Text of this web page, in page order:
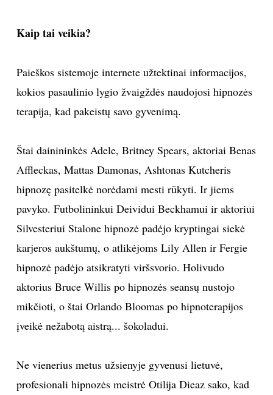
MENAS
ORAI
ĮDOMYBĖS
ISTORIJA
KNYGOS
INTERJERAS
NAMAI
RECEPTAI
Kaip tai veikia?
Paieškos sistemoje internete užtektinai informacijos,
kokios pasaulinio lygio žvaigždės naudojosi hipnozės
terapija, kad pakeistų savo gyvenimą.
Štai dainininkės Adele, Britney Spears, aktoriai Benas
Affleckas, Mattas Damonas, Ashtonas Kutcheris
hipnozę pasitelkė norėdami mesti rūkyti. Ir jiems
pavyko. Futbolininkui Deividui Beckhamui ir aktoriui
Silvesteriui Stalone hipnozė padėjo kryptingai siekė
karjeros aukštumų, o atlikėjoms Lily Allen ir Fergie
hipnozė padėjo atsikratyti viršsvorio. Holivudo
aktorius Bruce Willis po hipnozės seansų nustojo
mikčioti, o štai Orlando Bloomas po hipnoterapijos
įveikė nežabotą aistrą... šokoladui.
Ne vienerius metus užsienyje gyvenusi lietuvė,
profesionali hipnozės meistrė Otilija Dieaz sako, kad